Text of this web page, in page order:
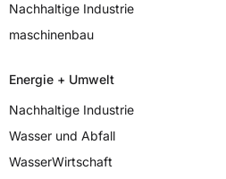
Nachhaltige Industrie
maschinenbau
Energie + Umwelt
Nachhaltige Industrie
Wasser und Abfall
WasserWirtschaft